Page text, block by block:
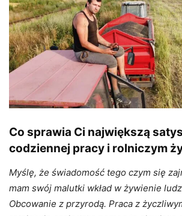
Co sprawia Ci największą
codziennej pracy i rolniczym
Myślę, że świadomość tego czym się
mam swój malutki wkład w żywienie
Obcowanie z przyrodą. Praca z